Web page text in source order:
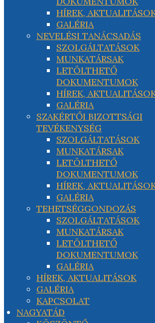
HÍREK,
GALÉRIA
NEVELÉSI TANÁCSADÁS
SZOLGÁLTATÁSOK
MUNKATÁRSAK
LETÖLTHETŐ
DOKUMENTUMOK
HÍREK,
GALÉRIA
SZAKÉRTŐI BIZOTTSÁGI
TEVÉKENYSÉG
SZOLGÁLTATÁSOK
MUNKATÁRSAK
LETÖLTHETŐ
DOKUMENTUMOK
HÍREK,
GALÉRIA
TEHETSÉGGONDOZÁS
SZOLGÁLTATÁSOK
MUNKATÁRSAK
LETÖLTHETŐ
DOKUMENTUMOK
GALÉRIA
HÍREK, AKTUALITÁSOK
GALÉRIA
KAPCSOLAT
NAGYATÁD